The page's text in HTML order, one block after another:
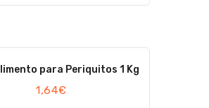
para Periquitos 1 Kg
1,64€